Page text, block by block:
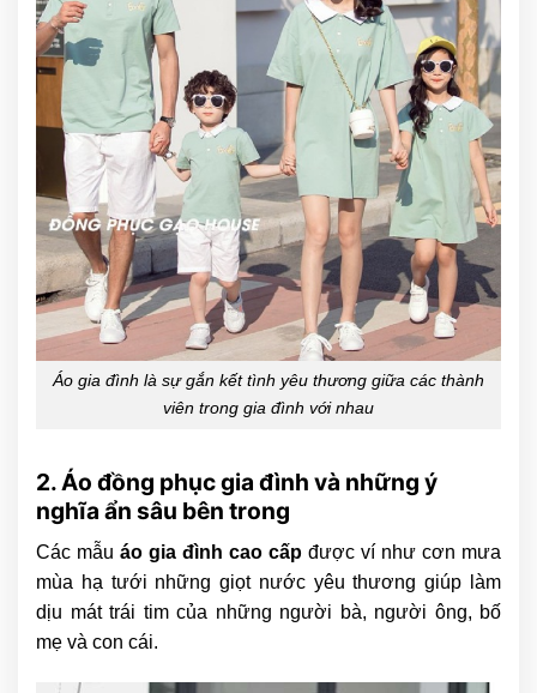
Áo gia đình là sự gắn kết tình yêu thương giữa các thành
viên trong gia đình với nhau
2. Áo đồng phục gia đình và những ý
nghĩa ẩn sâu bên trong
Các mẫu áo gia đình cao cấp được ví như cơn mưa
mùa hạ tưới những giọt nước yêu thương giúp làm
dịu mát trái tim của những người bà, người ông, bố
mẹ và con cái.